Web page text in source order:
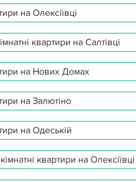
на Олексіївці
квартири на Салтівці
на Нових Домах
на Залютіно
на Одеській
квартири на Олексіївці